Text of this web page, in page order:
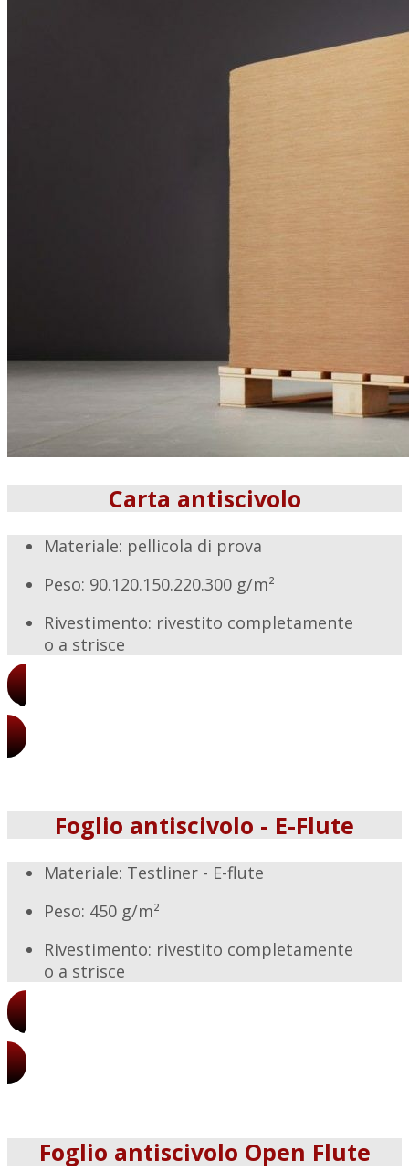
Carta antiscivolo
Materiale: pellicola di prova
Peso: 90.120.150.220.300 g/m²
Rivestimento: rivestito completamente
o a strisce
Ottieni i nostri prezzi
Foglio antiscivolo - E-Flute
Materiale: Testliner - E-flute
Peso: 450 g/m²
Rivestimento: rivestito completamente
o a strisce
Ottieni i nostri prezzi
Foglio antiscivolo Open Flute